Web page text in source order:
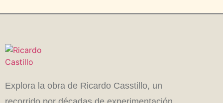
Explora la obra de Ricardo Casstillo, un